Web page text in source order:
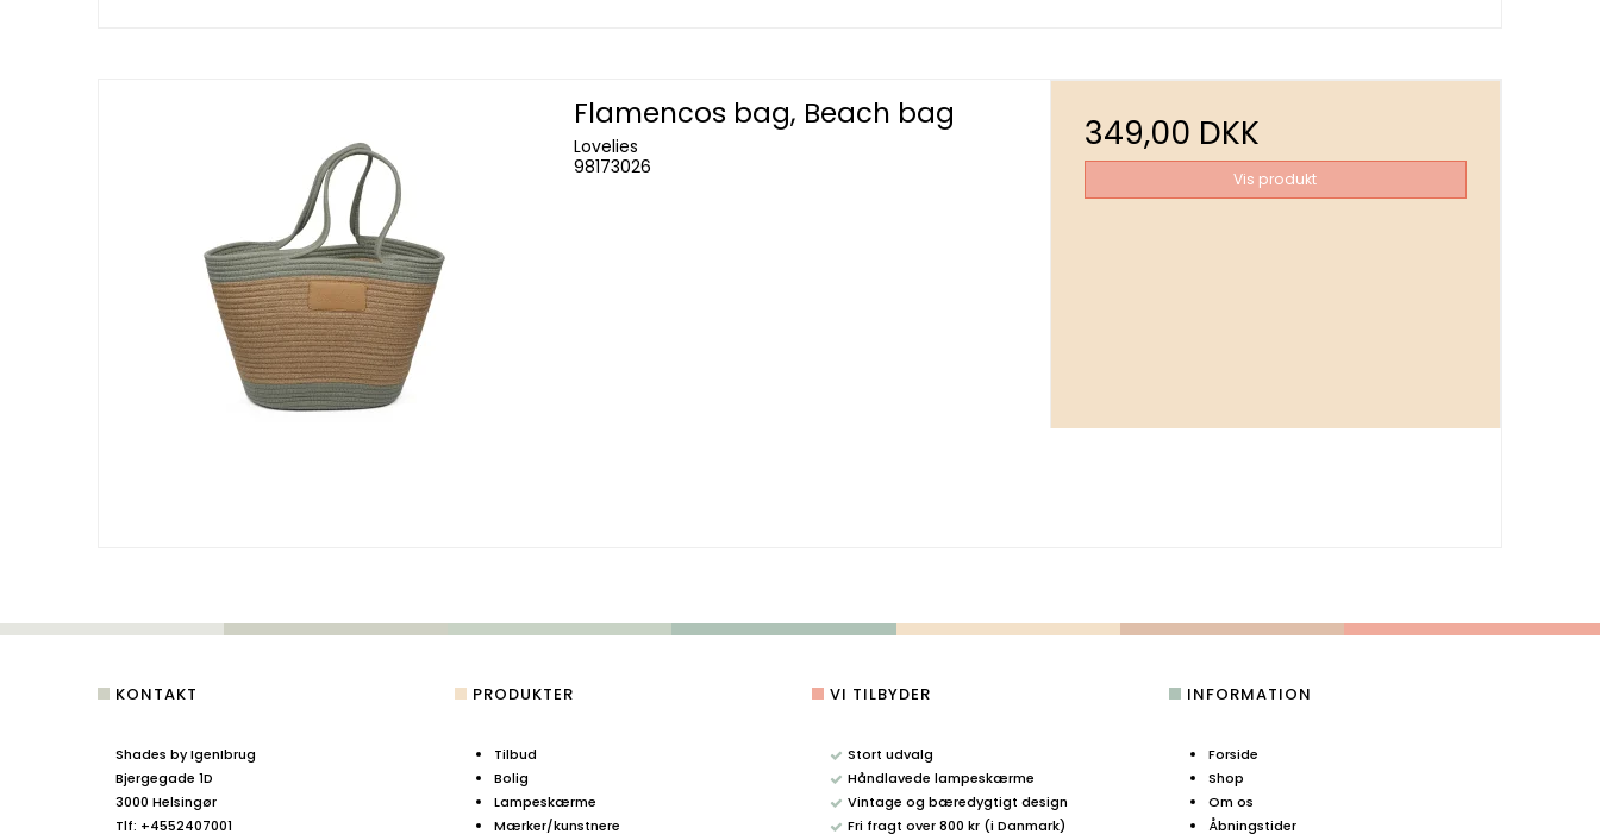
Flamencos bag, Beach bag
Lovelies
98173026
349,00 DKK
Vis produkt
KONTAKT
Shades by IgenIbrug
Bjergegade 1D
3000 Helsingør
Tlf: +4552407001
PRODUKTER
Tilbud
Bolig
Lampeskærme
Mærker/kunstnere
VI TILBYDER
Stort udvalg
Håndlavede lampeskærme
Vintage og bæredygtigt design
Fri fragt over 800 kr (i Danmark)
INFORMATION
Forside
Shop
Om os
Åbningstider